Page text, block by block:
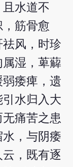
水道不
筋骨愈
风，时珍
湿，萆薢
痿痺，遗
水归入大
痛苦之患
，与阴痿
，既有逐